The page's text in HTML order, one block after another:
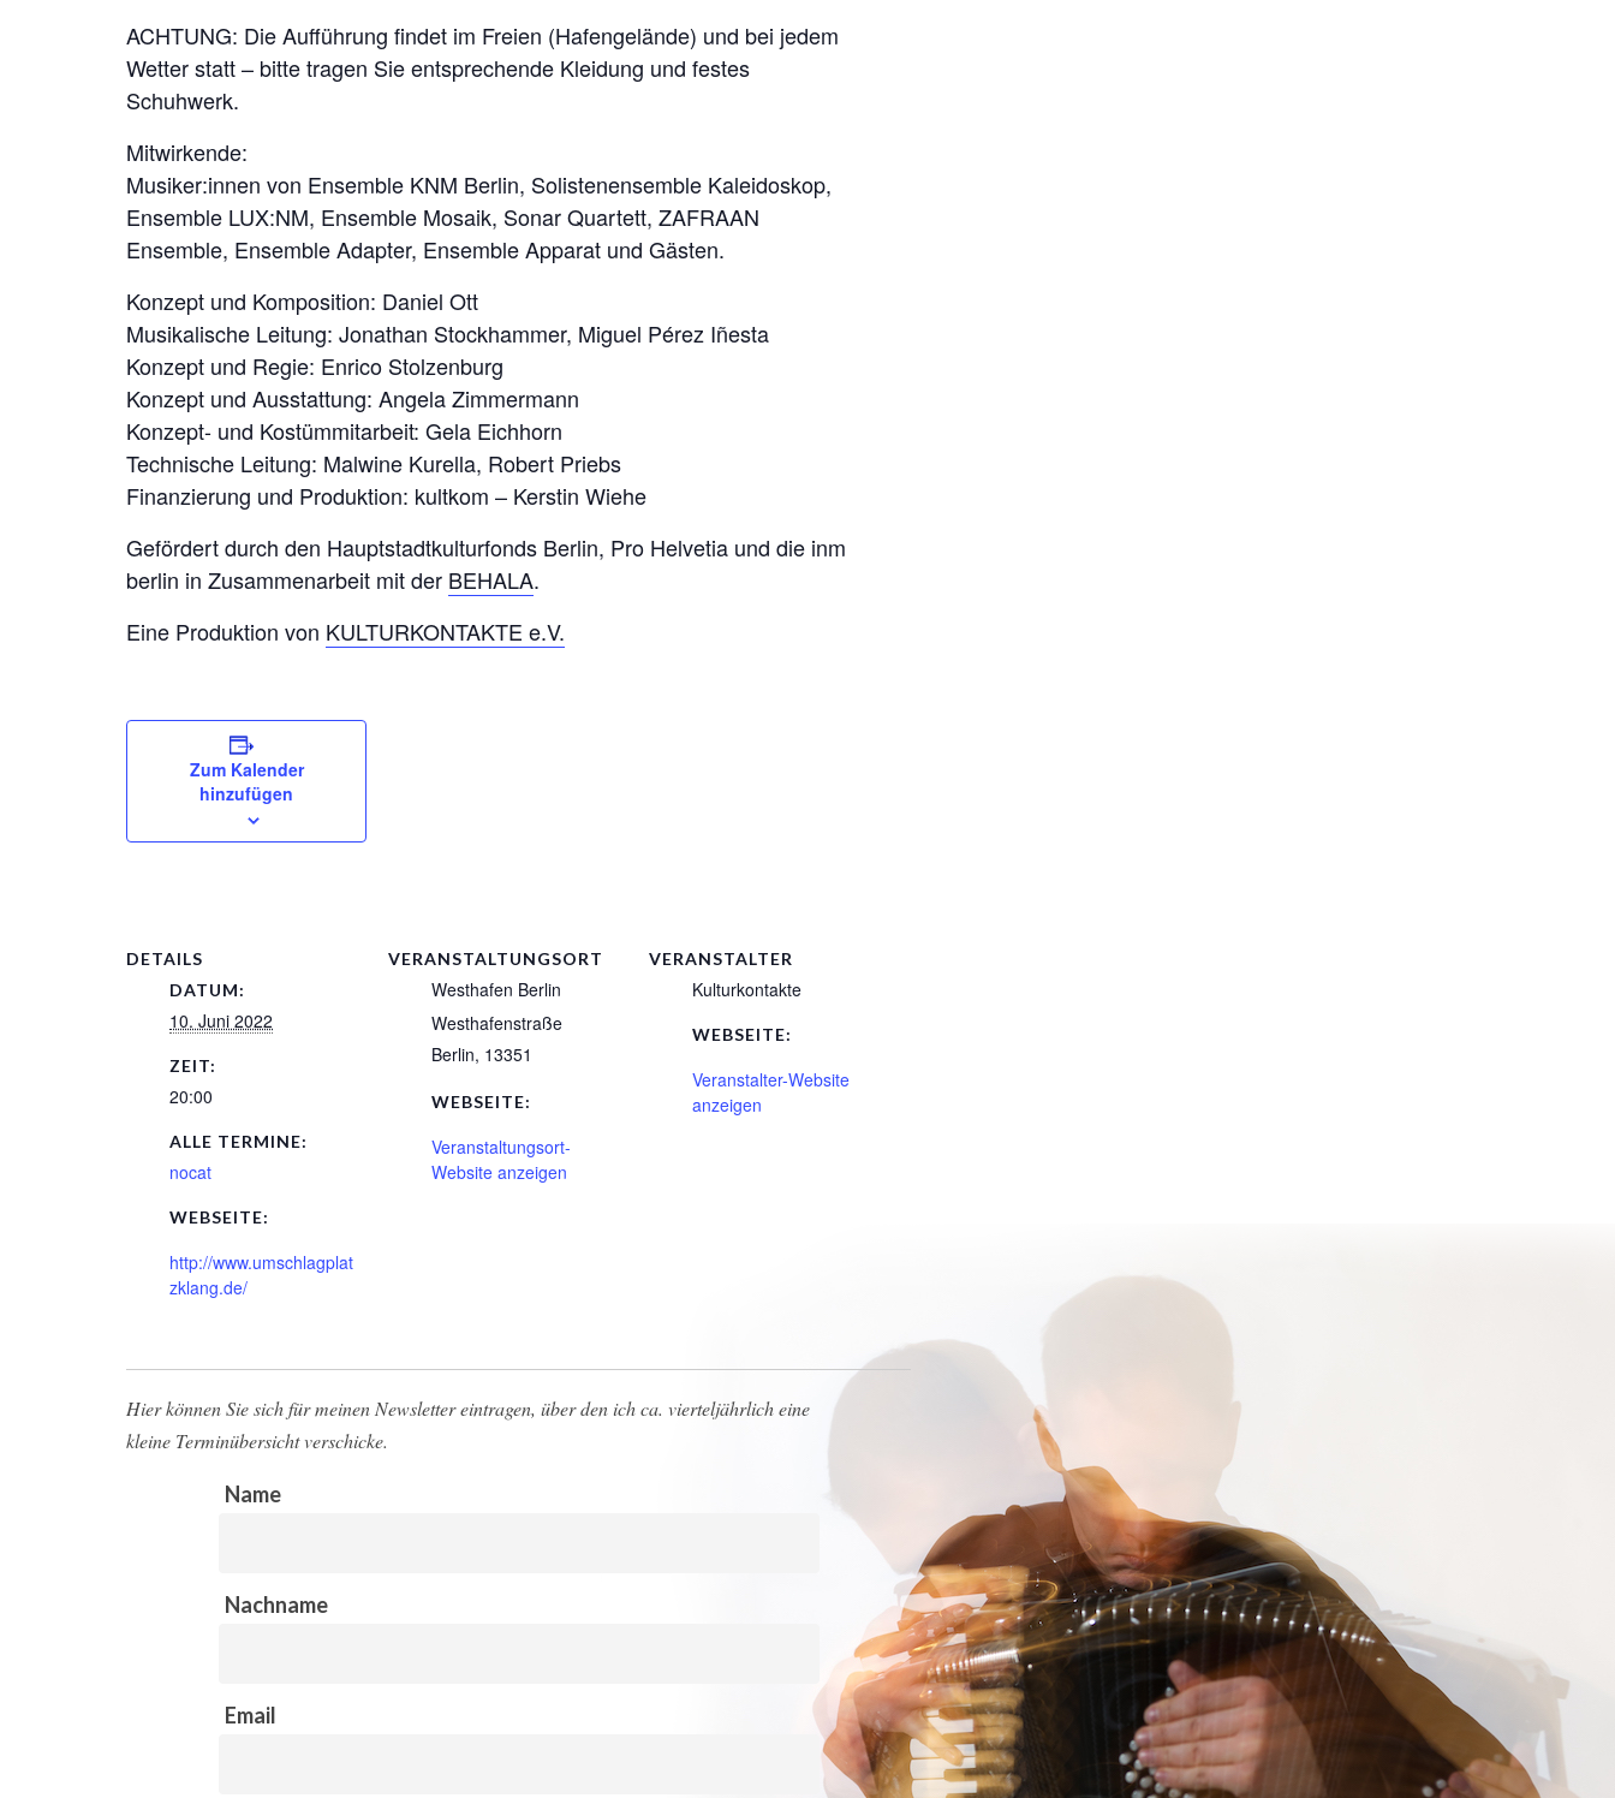
ACHTUNG: Die Aufführung findet im Freien (Hafengelände) und bei jedem
Wetter statt – bitte tragen Sie entsprechende Kleidung und festes
Schuhwerk.
Mitwirkende:
Musiker:innen von Ensemble KNM Berlin, Solistenensemble Kaleidoskop,
Ensemble LUX:NM, Ensemble Mosaik, Sonar Quartett, ZAFRAAN
Ensemble, Ensemble Adapter, Ensemble Apparat und Gästen.
Konzept und Komposition: Daniel Ott
Musikalische Leitung: Jonathan Stockhammer, Miguel Pérez Iñesta
Konzept und Regie: Enrico Stolzenburg
Konzept und Ausstattung: Angela Zimmermann
Konzept- und Kostümmitarbeit: Gela Eichhorn
Technische Leitung: Malwine Kurella, Robert Priebs
Finanzierung und Produktion: kultkom – Kerstin Wiehe
Gefördert durch den Hauptstadtkulturfonds Berlin, Pro Helvetia und die inm
berlin in Zusammenarbeit mit der BEHALA.
Eine Produktion von KULTURKONTAKTE e.V.
Zum Kalender
hinzufügen
DETAILS
DATUM:
10. Juni 2022
ZEIT:
20:00
ALLE TERMINE:
nocat
WEBSEITE:
http://www.umschlagplat
zklang.de/
VERANSTALTUNGSORT
Westhafen Berlin
Westhafenstraße
Berlin, 13351
WEBSEITE:
Veranstaltungsort-
Website anzeigen
VERANSTALTER
Kulturkontakte
WEBSEITE:
Veranstalter-Website
anzeigen
Hier können Sie sich für meinen Newsletter eintragen, über den ich ca. vierteljährlich eine
kleine Terminübersicht verschicke.
Name
Nachname
Email